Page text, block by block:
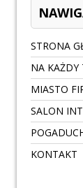
STRONA
NA KAŻDY
MIASTO
SALON
KONTAKT